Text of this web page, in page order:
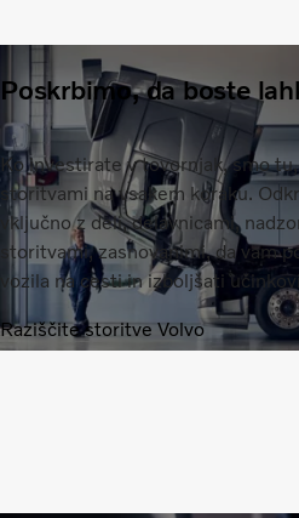
Poskrbimo, da boste
Ko investirate v tovornjak, smo
storitvami na vsakem koraku.
vključno z deli, delavnicami,
storitvami, zasnovanimi, da vam
vozila na cesti in izboljšati
Raziščite storitve Volvo